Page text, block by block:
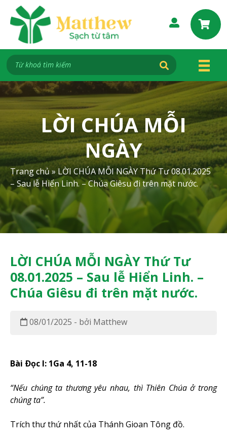
c
e
n
t
LỜI CHÚA MỖI
NGÀY
Trang chủ» LỜI CHÚA MỖI NGÀY Thứ Tư 08.01.2025
– Sau lễ Hiển Linh. – Chúa Giêsu đi trên mặt nước.
LỜI CHÚA MỖI NGÀY Thứ Tư
08.01.2025 – Sau lễ Hiển Linh. –
Chúa Giêsu đi trên mặt nước.
08/01/2025 - bởi Matthew
Bài Ðọc I: 1Ga 4, 11-18
“Nếu chúng ta thương yêu nhau, thì Thiên Chúa ở trong
chúng ta”.
Trích thư thứ nhất của Thánh Gioan Tông đồ.